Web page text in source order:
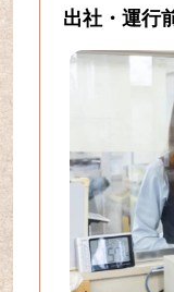
出社・運行